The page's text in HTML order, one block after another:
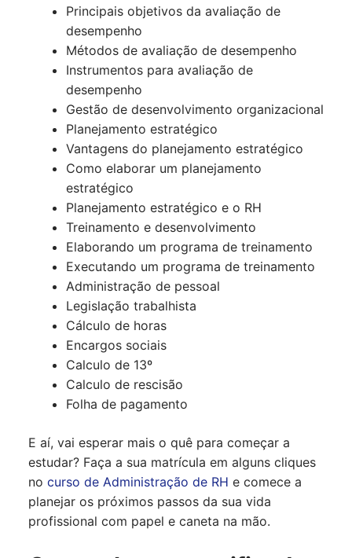
Principais objetivos da avaliação de
desempenho
Métodos de avaliação de desempenho
Instrumentos para avaliação de
desempenho
Gestão de desenvolvimento organizacional
Planejamento estratégico
Vantagens do planejamento estratégico
Como elaborar um planejamento
estratégico
Planejamento estratégico e o RH
Treinamento e desenvolvimento
Elaborando um programa de treinamento
Executando um programa de treinamento
Administração de pessoal
Legislação trabalhista
Cálculo de horas
Encargos sociais
Calculo de 13º
Calculo de rescisão
Folha de pagamento
E aí, vai esperar mais o quê para começar a
estudar? Faça a sua matrícula em alguns cliques
no curso de Administração de RH e comece a
planejar os próximos passos da sua vida
profissional com papel e caneta na mão.